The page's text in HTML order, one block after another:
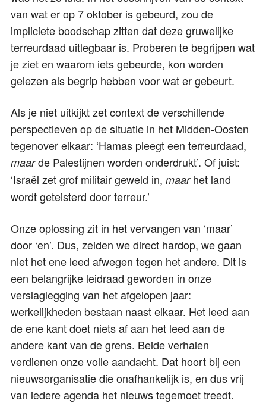
van wat er op 7 oktober is gebeurd, zou de
impliciete boodschap zitten dat deze gruwelijke
terreurdaad uitlegbaar is. Proberen te begrijpen wat
je ziet en waarom iets gebeurde, kon worden
gelezen als begrip hebben voor wat er gebeurt.
Als je niet uitkijkt zet context de verschillende
perspectieven op de situatie in het Midden-Oosten
tegenover elkaar: ‘Hamas pleegt een terreurdaad,
maarde Palestijnen worden onderdrukt’. Of juist:
‘Israël zet grof militair geweld in, maarhet land
wordt geteisterd door terreur.’
Onze oplossing zit in het vervangen van ‘maar’
door ‘en’. Dus, zeiden we direct hardop, we gaan
niet het ene leed afwegen tegen het andere. Dit is
een belangrijke leidraad geworden in onze
verslaglegging van het afgelopen jaar:
werkelijkheden bestaan naast elkaar. Het leed aan
de ene kant doet niets af aan het leed aan de
andere kant van de grens. Beide verhalen
verdienen onze volle aandacht. Dat hoort bij een
nieuwsorganisatie die onafhankelijk is, en dus vrij
van iedere agenda het nieuws tegemoet treedt.